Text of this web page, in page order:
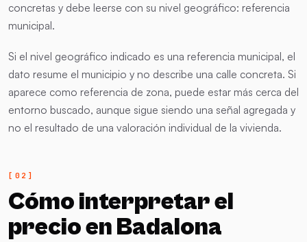
concretas y debe leerse con su nivel geográfico: referencia
municipal.
Si el nivel geográfico indicado es una referencia municipal, el
dato resume el municipio y no describe una calle concreta. Si
aparece como referencia de zona, puede estar más cerca del
entorno buscado, aunque sigue siendo una señal agregada y
no el resultado de una valoración individual de la vivienda.
Cómo interpretar el
precio en Badalona